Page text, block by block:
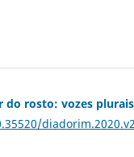
do rosto: vozes plurais